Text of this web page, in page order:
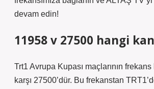
devam edin!
11958 v 27500 hangi
Trt1 Avrupa Kupası maçlarının
karşı 27500’dür. Bu frekanstan